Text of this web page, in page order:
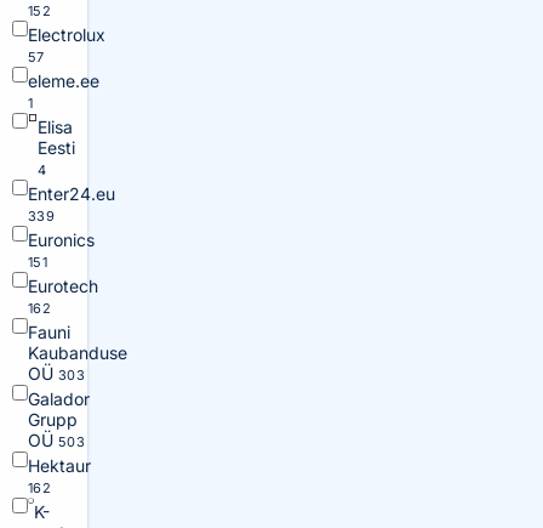
152
Electrolux
57
eleme.ee
1
Elisa
Eesti
4
Enter24.eu
339
Euronics
151
Eurotech
162
Fauni
Kaubanduse
OÜ 303
Galador
Grupp
OÜ 503
Hektaur
162
K-